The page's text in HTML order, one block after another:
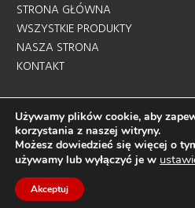
STRONA GŁÓWNA
WSZYSTKIE PRODUKTY
NASZA STRONA
KONTAKT
sklep-turbo.pl -
Używamy plików cookie, aby
korzystania z naszej witryny.
Możesz dowiedzieć się więcej o
używamy lub wyłączyć je w
Akceptuj